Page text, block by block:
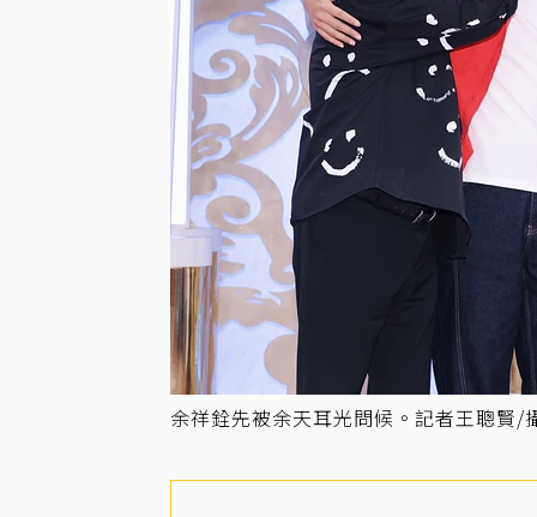
余祥銓先被余天耳光問候。記者王聰賢/